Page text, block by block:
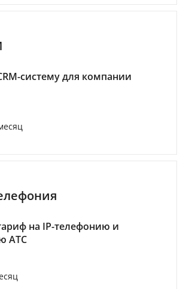
систему для компании
на IP-телефонию и
АТС